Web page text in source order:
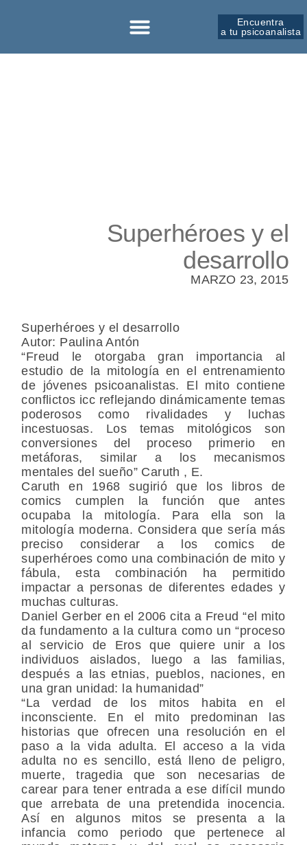
Encuentra
a tu psicoanalista
Superhéroes y el
desarrollo
MARZO 23, 2015
Superhéroes y el desarrollo
Autor: Paulina Antón
“Freud le otorgaba gran importancia al
estudio de la mitología en el entrenamiento
de jóvenes psicoanalistas. El mito contiene
conflictos icc reflejando dinámicamente temas
poderosos como rivalidades y luchas
incestuosas. Los temas mitológicos son
conversiones del proceso primerio en
metáforas, similar a los mecanismos
mentales del sueño” Caruth , E.
Caruth en 1968 sugirió que los libros de
comics cumplen la función que antes
ocupaba la mitología. Para ella son la
mitología moderna. Considera que sería más
preciso considerar a los comics de
superhéroes como una combinación de mito y
fábula, esta combinación ha permitido
impactar a personas de diferentes edades y
muchas culturas.
Daniel Gerber en el 2006 cita a Freud “el mito
da fundamento a la cultura como un “proceso
al servicio de Eros que quiere unir a los
individuos aislados, luego a las familias,
después a las etnias, pueblos, naciones, en
una gran unidad: la humanidad”
“La verdad de los mitos habita en el
inconsciente. En el mito predominan las
historias que ofrecen una resolución en el
paso a la vida adulta. El acceso a la vida
adulta no es sencillo, está lleno de peligro,
muerte, tragedia que son necesarias de
carear para tener entrada a ese difícil mundo
que arrebata de una pretendida inocencia.
Así en algunos mitos se presenta a la
infancia como periodo que pertenece al